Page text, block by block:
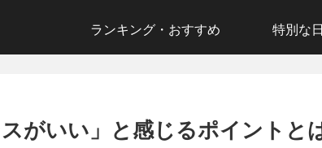
ランキング・おすすめ 特別な日
がいい」と感じるポイントと